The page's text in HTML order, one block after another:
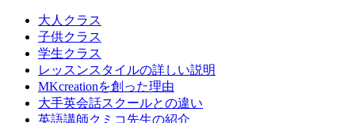
大人クラス
子供クラス
学生クラス
レッスンスタイルの詳しい説明
MKcreationを創った理由
大手英会話スクールとの違い
英語講師クミコ先生の紹介